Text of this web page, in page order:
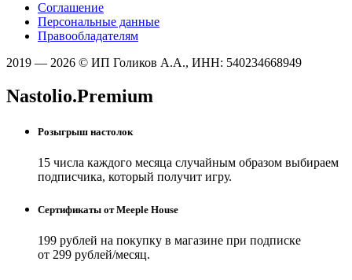
Соглашение
Персональные данные
Правообладателям
2019 — 2026 © ИП Голиков А.А., ИНН: 540234668949
Nastolio.Premium
Розыгрыш настолок
15 числа каждого месяца случайным образом выбираем
подписчика, который получит игру.
Сертификаты от Meeple House
199 рублей на покупку в магазине при подписке
от 299 рублей/месяц.